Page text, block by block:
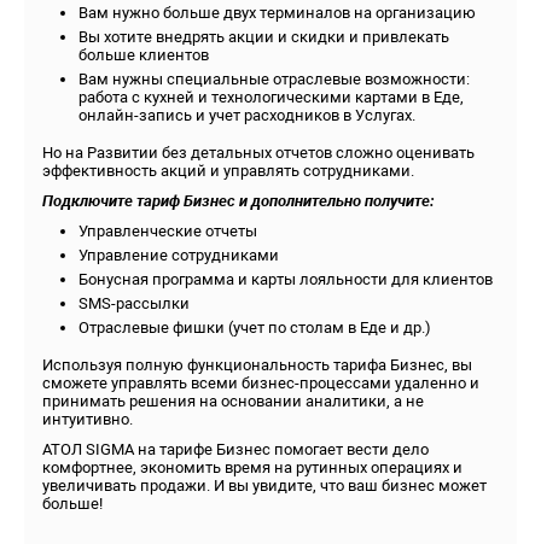
Вам нужно больше двух терминалов на организацию
Вы хотите внедрять акции и скидки и привлекать
больше клиентов
Вам нужны специальные отраслевые возможности:
работа с кухней и технологическими картами в Еде,
онлайн-запись и учет расходников в Услугах.
Но на Развитии без детальных отчетов сложно оценивать
эффективность акций и управлять сотрудниками.
Подключите тариф Бизнес и дополнительно получите:
Управленческие отчеты
Управление сотрудниками
Бонусная программа и карты лояльности для клиентов
SMS-рассылки
Отраслевые фишки (учет по столам в Еде и др.)
Используя полную функциональность тарифа Бизнес, вы
сможете управлять всеми бизнес-процессами удаленно и
принимать решения на основании аналитики, а не
интуитивно.
АТОЛ SIGMA на тарифе Бизнес помогает вести дело
комфортнее, экономить время на рутинных операциях и
увеличивать продажи. И вы увидите, что ваш бизнес может
больше!